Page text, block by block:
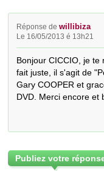
Réponse dewillibiza
Le 16/05/2013 é 13h21
Bonjour CICCIO, je
fait juste, il s'agit de
Gary COOPER et
DVD. Merci encore et
Publiez votre